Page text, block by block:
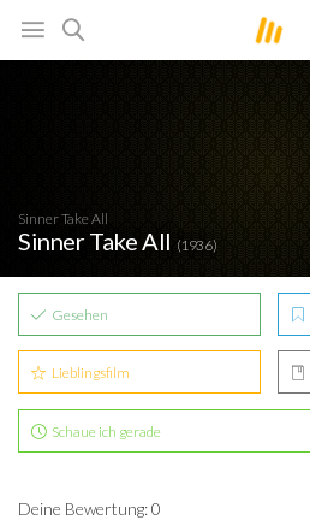
Sinner Take All
Sinner Take All (1936)
Gesehen
Lieblingsfilm
Schaue ich gerade
Deine Bewertung: 0